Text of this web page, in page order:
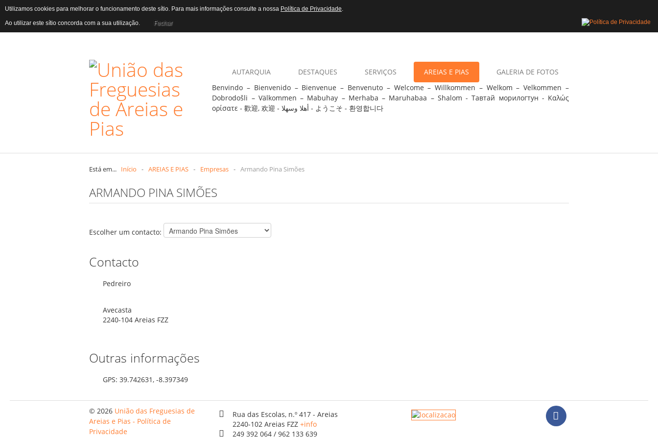
AUTARQUIA DESTAQUES SERVIÇOS AREIAS E PIAS
GALERIA DE FOTOS
Benvindo – Bienvenido – Bienvenue – Benvenuto – Welcome – Willkommen – Welkom – Velkommen –
Dobrodošli – Välkommen – Mabuhay – Merhaba – Maruhabaa – Shalom - Тавтай морилогтун - Καλώς
ορίσατε - 歡迎, 欢迎 - أهلا وسهلا - ようこそ - 환영합니다
Está em... Início - AREIAS E PIAS - Empresas - Armando Pina Simões
ARMANDO PINA SIMÕES
Escolher um contacto:
Contacto
Pedreiro
Avecasta
2240-104 Areias FZZ
Outras informações
GPS: 39.742631, -8.397349
© 2026 União das Freguesias de
Areias e Pias - Política de
Privacidade
Rua das Escolas, n.º 417 - Areias
2240-102 Areias FZZ+info
249 392 064 / 962 133 639
Utilizamos cookies para melhorar o funcionamento deste sítio. Para mais informações consulte a nossa Política de Privacidade.
Ao utilizar este sítio concorda com a sua utilização. Fechar